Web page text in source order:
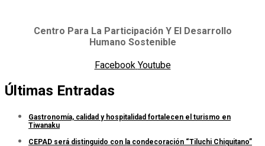
Centro Para La Participación Y El Desarrollo
Humano Sostenible
Facebook Youtube
Últimas Entradas
Gastronomía, calidad y hospitalidad fortalecen el turismo en
Tiwanaku
CEPAD será distinguido con la condecoración “Tiluchi Chiquitano”